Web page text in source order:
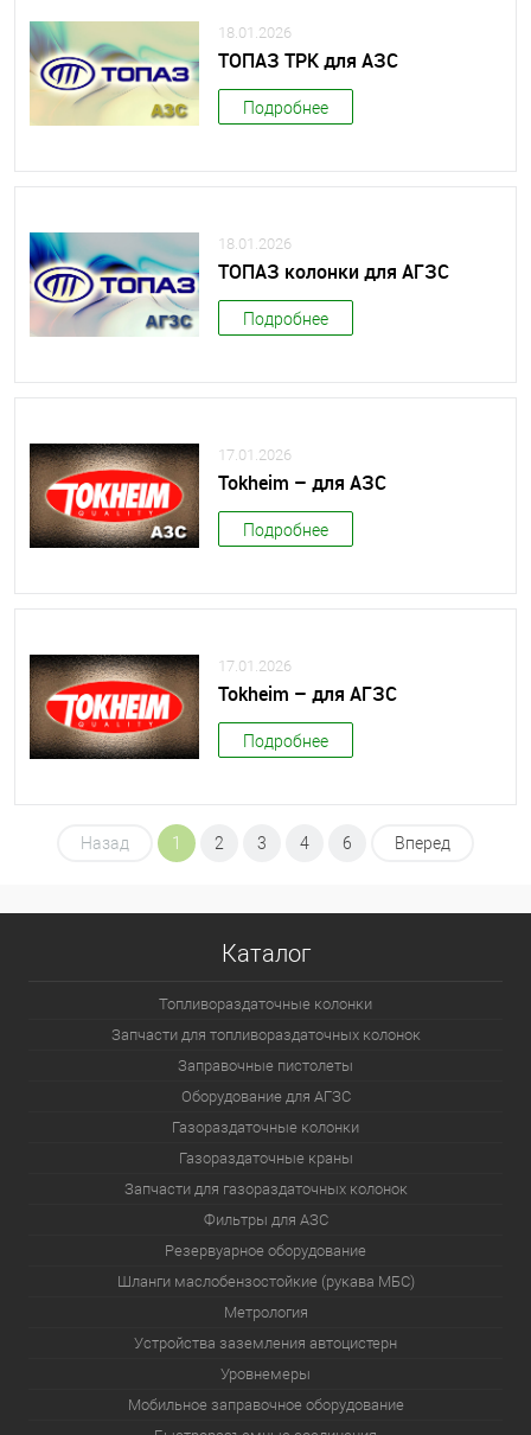
18.01.2026
ТОПАЗ ТРК для АЗС
Подробнее
18.01.2026
ТОПАЗ колонки для АГЗС
Подробнее
17.01.2026
Tokheim – для АЗС
Подробнее
17.01.2026
Tokheim – для АГЗС
Подробнее
Назад 1 2 3 4 6 Вперед
Каталог
Топливораздаточные колонки
Запчасти для топливораздаточных колонок
Заправочные пистолеты
Оборудование для АГЗС
Газораздаточные колонки
Газораздаточные краны
Запчасти для газораздаточных колонок
Фильтры для АЗС
Резервуарное оборудование
Шланги маслобензостойкие (рукава МБС)
Метрология
Устройства заземления автоцистерн
Уровнемеры
Мобильное заправочное оборудование